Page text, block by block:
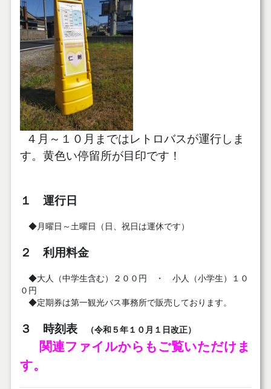
４月～１０月まではレトロバスが運行しま
す。黄色い停留所が目印です！
１ 運行日
◆月曜日～土曜日（日、祝日は運休です）
２ 利用料金
◆大人（中学生含む）２００円 ・ 小人（小学生）１０
０円
◆定期券は第一観光バス事務所で販売しております。
３ 時刻表（令和５年１０月１日改正）
関連ファイルからもご覧いただけま
す。